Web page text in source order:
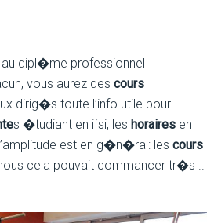
dipl�me professionnel
vous aurez des cours
dirig�s.toute l’info utile pour
s �tudiant en ifsi, les horairesen
est en g�n�ral: les cours
cela pouvait commancer tr�s ..